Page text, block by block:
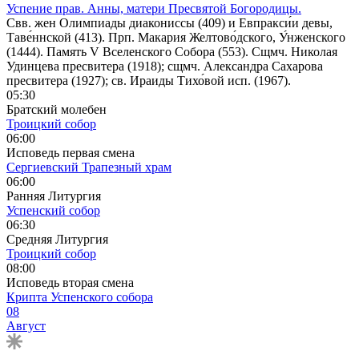
Успение прав. Анны, матери Пресвятой Богородицы.
Свв. жен Олимпиады диакониссы (409) и Евпракси́и девы,
Таве́ннской (413). Прп. Макария Желтово́дского, У́нженского
(1444). Память V Вселенского Собора (553). Сщмч. Николая
Удинцева пресвитера (1918); сщмч. Александра Сахарова
пресвитера (1927); св. Ираиды Тихо́вой исп. (1967).
05:30
Братский молебен
Троицкий собор
06:00
Исповедь первая смена
Сергиевский Трапезный храм
06:00
Ранняя Литургия
Успенский собор
06:30
Средняя Литургия
Троицкий собор
08:00
Исповедь вторая смена
Крипта Успенского собора
08
Август